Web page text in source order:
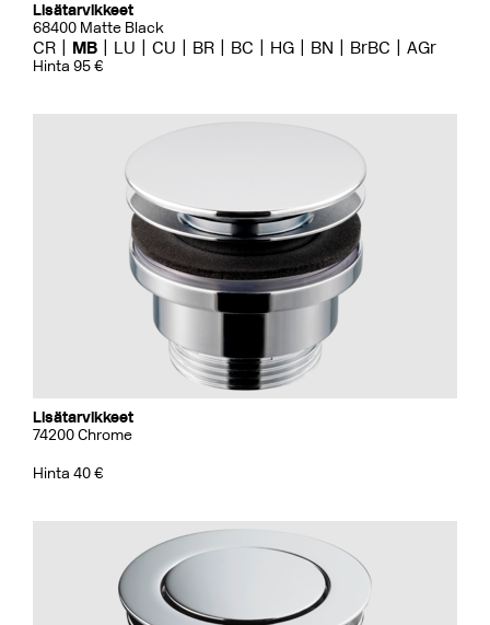
Lisätarvikkeet
68400 Matte Black
CR MB LU CU BR BC HG BN BrBC AGr
Hinta 95 €
Lisätarvikkeet
74200 Chrome
Hinta 40 €